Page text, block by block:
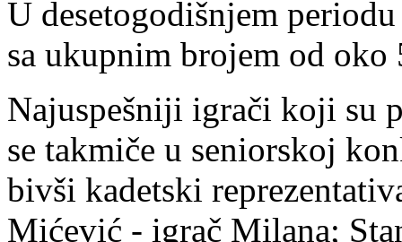
U desetogodišnjem
sa ukupnim brojem od oko
Najuspešniji igrači koji su
se takmiče u seniorskoj
bivši kadetski
Mićević - igrač Milana;